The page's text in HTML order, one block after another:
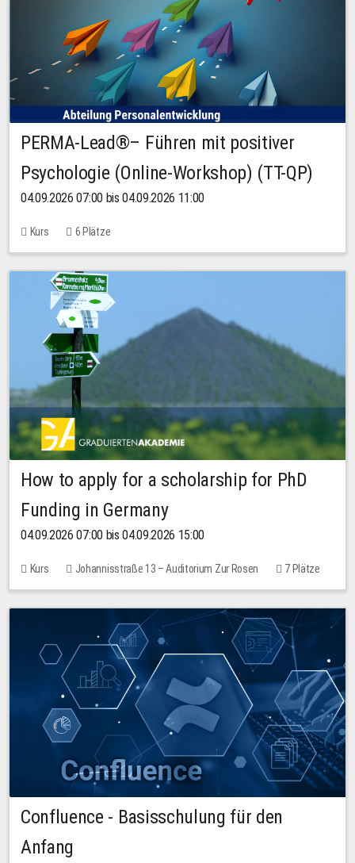
PERMA-Lead®– Führen mit positiver
Psychologie (Online-Workshop) (TT-QP)
04.09.2026 07:00 bis 04.09.2026 11:00
Kurs 6 Plätze
How to apply for a scholarship for PhD
Funding in Germany
04.09.2026 07:00 bis 04.09.2026 15:00
Kurs Johannisstraße 13 – Auditorium Zur Rosen
7 Plätze
10,00 EUR
Confluence - Basisschulung für den
Anfang